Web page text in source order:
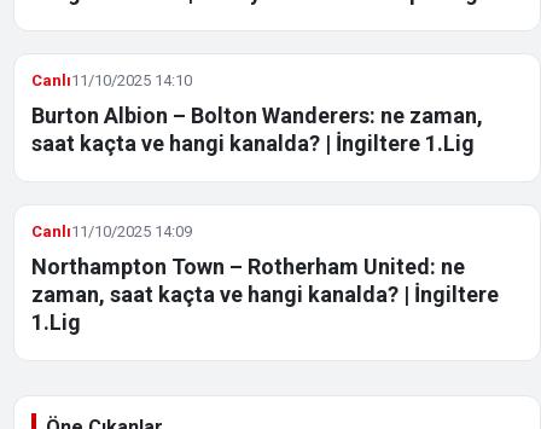
Canlı11/10/2025 14:10
Burton Albion – Bolton Wanderers: ne zaman,
saat kaçta ve hangi kanalda? | İngiltere 1.Lig
Canlı11/10/2025 14:09
Northampton Town – Rotherham United: ne
zaman, saat kaçta ve hangi kanalda? | İngiltere
1.Lig